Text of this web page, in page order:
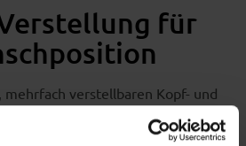
für
verstellbaren Kopf- und
Liegeposition ganz einfach und
du entspannt lesen, dich erholen